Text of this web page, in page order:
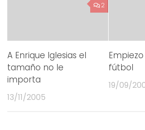
2
A Enrique Iglesias el
tamaño no le
importa
13/11/2005
fútbol
19/09/